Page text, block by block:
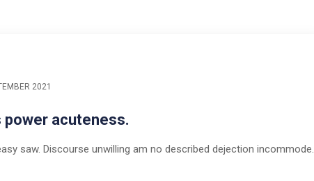
2021
acuteness.
saw. Discourse unwilling am no described dejection incommode.